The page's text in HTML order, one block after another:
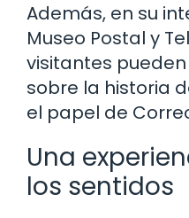
Además, en su
Museo Postal y
visitantes
sobre la historia
el papel de
Una
los sentidos